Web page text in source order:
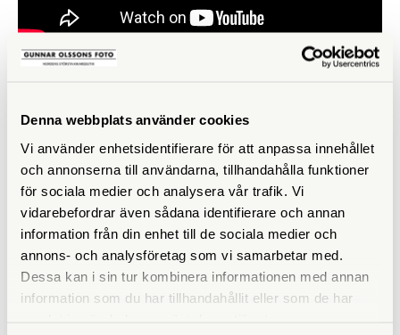
Denna webbplats använder cookies
Vi använder enhetsidentifierare för att anpassa innehållet
och annonserna till användarna, tillhandahålla funktioner
för sociala medier och analysera vår trafik. Vi
vidarebefordrar även sådana identifierare och annan
information från din enhet till de sociala medier och
annons- och analysföretag som vi samarbetar med.
Dessa kan i sin tur kombinera informationen med annan
information som du har tillhandahållit eller som de har
LIKNANDE PRODUKTER